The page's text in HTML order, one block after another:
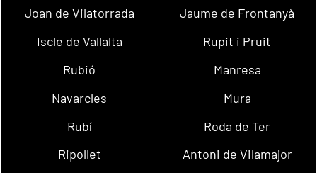
Joan de Vilatorrada
Jaume de Frontanyà
Iscle de Vallalta
Rupit i Pruit
Rubió
Manresa
Navarcles
Mura
Rubí
Roda de Ter
Ripollet
Antoni de Vilamajor